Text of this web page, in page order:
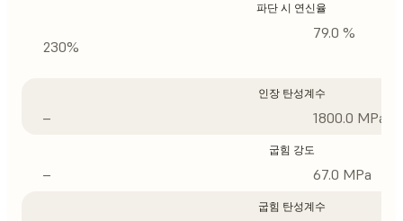
파단 시 연신율
230%
79.0 %
인장 탄성계수
– 1800.0 MPa
굽힘 강도
– 67.0 MPa
굽힘 탄성계수